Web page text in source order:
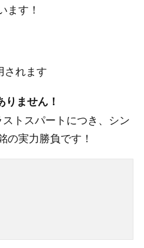
ます！
されます
りません！
トスパートにつき、シン
の実力勝負です！